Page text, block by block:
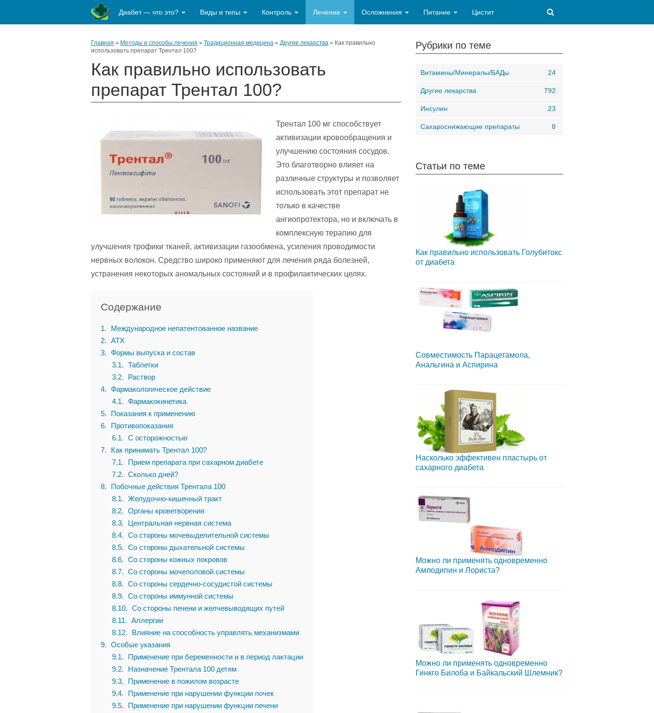
Диабет — что это? Виды и типы Контроль Лечение Осложнения Питание Цистит
Главная » Методы и способы лечения » Традиционная медицина » Другие лекарства » Как правильно
использовать препарат Трентал 100?
Как правильно использовать
препарат Трентал 100?
Трентал 100 мг способствует
активизации кровообращения и
улучшению состояния сосудов.
Это благотворно влияет на
различные структуры и позволяет
использовать этот препарат не
только в качестве
ангиопротектора, но и включать в
комплексную терапию для
улучшения трофики тканей, активизации газообмена, усиления проводимости
нервных волокон. Средство широко применяют для лечения ряда болезней,
устранения некоторых аномальных состояний и в профилактических целях.
Содержание
1
Международное непатентованное название
2
АТХ
3
Формы выпуска и состав
3.1
Таблетки
3.2
Раствор
4
Фармакологическое действие
4.1
Фармакокинетика
5
Показания к применению
6
Противопоказания
6.1
С осторожностью
7
Как принимать Трентал 100?
7.1
Прием препарата при сахарном диабете
7.2
Сколько дней?
8
Побочные действия Трентала 100
8.1
Желудочно-кишечный тракт
8.2
Органы кроветворения
8.3
Центральная нервная система
8.4
Со стороны мочевыделительной системы
8.5
Со стороны дыхательной системы
8.6
Со стороны кожных покровов
8.7
Со стороны мочеполовой системы
8.8
Со стороны сердечно-сосудистой системы
8.9
Со стороны иммунной системы
8.10
Со стороны печени и желчевыводящих путей
8.11
Аллергии
8.12
Влияние на способность управлять механизмами
9
Особые указания
9.1
Применение при беременности и в период лактации
9.2
Назначение Трентала 100 детям
9.3
Применение в пожилом возрасте
9.4
Применение при нарушении функции почек
9.5
Применение при нарушении функции печени
Рубрики по теме
Витамины/Минералы/БАДы 24
Другие лекарства 792
Инсулин 23
Сахароснижающие препараты 8
Статьи по теме
Как правильно использовать Голубитокс
от диабета
Совместимость Парацетамола,
Анальгина и Аспирина
Насколько эффективен пластырь от
сахарного диабета
Можно ли применять одновременно
Амлодипин и Лориста?
Можно ли применять одновременно
Гинкго Билоба и Байкальский Шлемник?